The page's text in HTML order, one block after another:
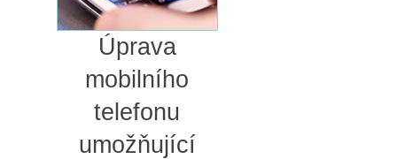
Úprava
mobilního
telefonu
umožňující